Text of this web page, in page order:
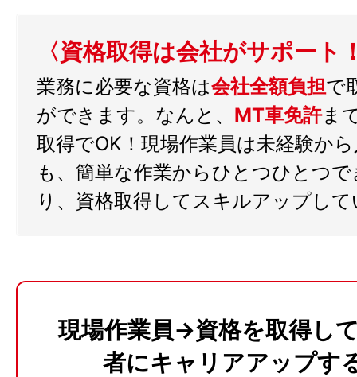
〈資格取得は会社がサポート
業務に必要な資格は会社全額負担で
ができます。なんと、 MT車免許ま
取得でOK！現場作業員は未経験か
も、簡単な作業からひとつひとつ
り、資格取得してスキルアップし
現場作業員→資格を取得し
者にキャリアアップす